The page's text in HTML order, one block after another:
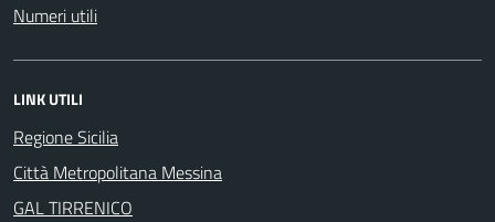
Numeri utili
LINK UTILI
Regione Sicilia
Città Metropolitana Messina
GAL TIRRENICO